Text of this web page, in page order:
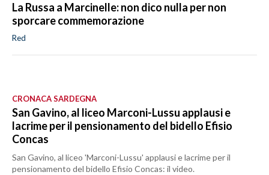
La Russa a Marcinelle: non dico nulla per non
sporcare commemorazione
Red
CRONACA SARDEGNA
San Gavino, al liceo Marconi-Lussu applausi e
lacrime per il pensionamento del bidello Efisio
Concas
San Gavino, al liceo 'Marconi-Lussu' applausi e lacrime per il
pensionamento del bidello Efisio Concas: il video.